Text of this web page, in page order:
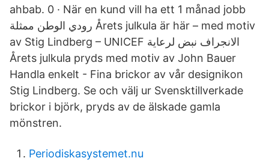
ahbab. 0 · När en kund vill ha ett 1 månad jobb
رودي الوطن ممثلة Årets julkula är här – med motiv
av Stig Lindberg – UNICEF الانجراف نبض لرعاية
Årets julkula pryds med motiv av John Bauer
Handla enkelt - Fina brickor av vår designikon
Stig Lindberg. Se och välj ur Svensktillverkade
brickor i björk, pryds av de älskade gamla
mönstren.
Periodiskasystemet.nu